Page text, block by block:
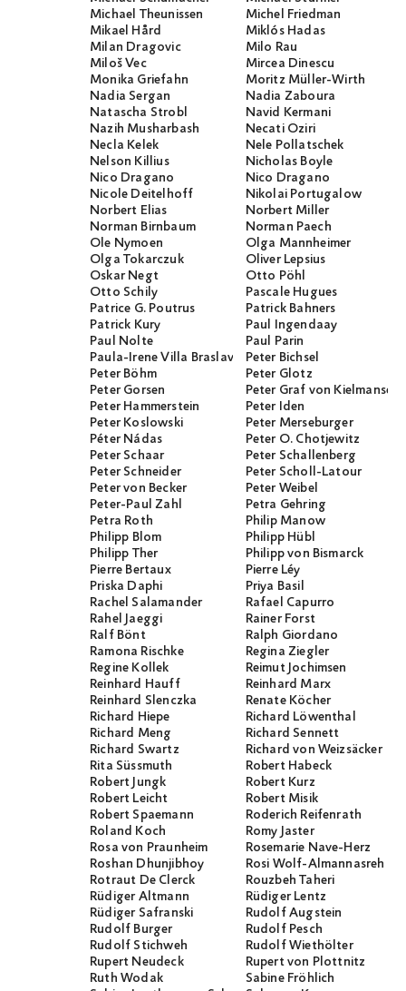
Michael Theunissen
Michel Friedman
Mikael Hård
Miklós Hadas
Milan Dragovic
Milo Rau
Miloš Vec
Mircea Dinescu
Monika Griefahn
Moritz Müller-Wirth
Nadia Sergan
Nadia Zaboura
Natascha Strobl
Navid Kermani
Nazih Musharbash
Necati Öziri
Necla Kelek
Nele Pollatschek
Nelson Killius
Nicholas Boyle
Nico Dragano
Nico Dragano
Nicole Deitelhoff
Nikolai Portugalow
Norbert Elias
Norbert Miller
Norman Birnbaum
Norman Paech
Ole Nymoen
Olga Mannheimer
Olga Tokarczuk
Oliver Lepsius
Oskar Negt
Otto Pöhl
Otto Schily
Pascale Hugues
Patrice G. Poutrus
Patrick Bahners
Patrick Kury
Paul Ingendaay
Paul Nolte
Paul Parin
Paula-Irene Villa BraslavskyPeter Bichsel
Peter Böhm
Peter Glotz
Peter Gorsen
Peter Graf von
Peter Hammerstein
Peter Iden
Peter Koslowski
Peter Merseburger
Péter Nádas
Peter O. Chotjewitz
Peter Schaar
Peter Schallenberg
Peter Schneider
Peter Scholl-Latour
Peter von Becker
Peter Weibel
Peter-Paul Zahl
Petra Gehring
Petra Roth
Philip Manow
Philipp Blom
Philipp Hübl
Philipp Ther
Philipp von Bismarck
Pierre Bertaux
Pierre Léy
Priska Daphi
Priya Basil
Rachel Salamander
Rafael Capurro
Rahel Jaeggi
Rainer Forst
Ralf Bönt
Ralph Giordano
Ramona Rischke
Regina Ziegler
Regine Kollek
Reimut Jochimsen
Reinhard Hauff
Reinhard Marx
Reinhard Slenczka
Renate Köcher
Richard Hiepe
Richard Löwenthal
Richard Meng
Richard Sennett
Richard Swartz
Richard von Weizsäcker
Rita Süssmuth
Robert Habeck
Robert Jungk
Robert Kurz
Robert Leicht
Robert Misik
Robert Spaemann
Roderich Reifenrath
Roland Koch
Romy Jaster
Rosa von Praunheim
Rosemarie Nave-Herz
Roshan Dhunjibhoy
Rosi Wolf-Almannasreh
Rotraut De Clerck
Rouzbeh Taheri
Rüdiger Altmann
Rüdiger Lentz
Rüdiger Safranski
Rudolf Augstein
Rudolf Burger
Rudolf Pesch
Rudolf Stichweh
Rudolf Wiethölter
Rupert Neudeck
Rupert von Plottnitz
Ruth Wodak
Sabine Fröhlich